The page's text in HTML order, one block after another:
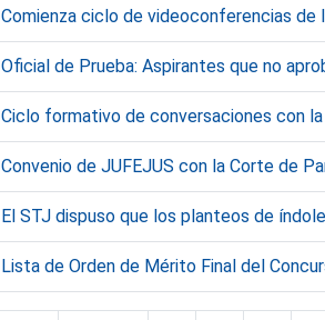
Comienza ciclo de videoconferencias de
Oficial de Prueba: Aspirantes que no
Ciclo formativo de conversaciones con
Convenio de JUFEJUS con la Corte de
El STJ dispuso que los planteos de
Lista de Orden de Mérito Final del